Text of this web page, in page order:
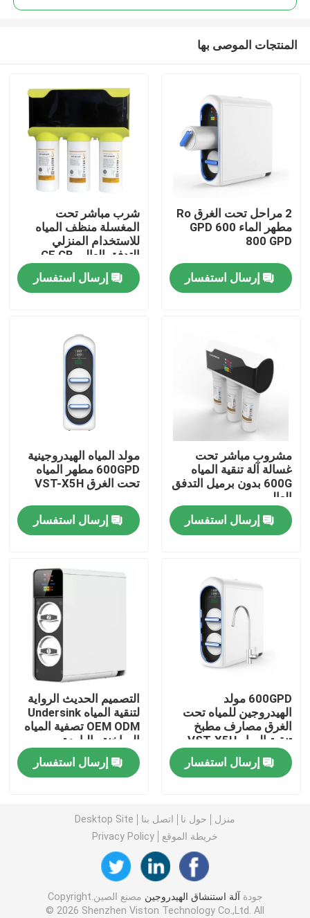
منزل
منتجات
معلومات عنا
رقابة جودة
اتصل بنا
أخبار
حالات
آلة استنشاق الهيدروجين
آلة الماء الغني بالهيدروجين
مبرد مياه
تنقية المياه
زجاجة الهيدروجين
مُستجيب اختبار الهيدروجين
المنتجات الموصى بها
2 مراحل تحت الغرق Ro
مطهر الماء 600 GPD
800 GPD
إرسال استفسار
شرب مباشر تحت
المغسلة منظف المياه
للاستخدام المنزلي
التدفق العالي CE CB
ROHS NSF علامة
السلامةإرسال استفسار
مشروب مباشر تحت
غسالة آلة تنقية المياه
600G بدون برميل التدفق
العالي
إرسال استفسار
مولد المياه الهيدروجينية
600GPD مطهر المياه
تحت الغرق VST-X5H
إرسال استفسار
600GPD مولد
الهيدروجين للمياه تحت
الغرق مصارف مطبخ
تنقية المياه VST-X5H
إرسال استفسار
التصميم الحديث الرواية
لتنقية المياه Undersink
OEM ODM تصفية المياه
الساخنة والباردة
إرسال استفسار
منزل حول نا اتصل بنا
Desktop Site
خريطة الموقع
Privacy Policy
جودة آلة استنشاق الهيدروجين
مصنع الصين.Copyright
© 2026 Shenzhen Viston Technology Co.,Ltd. All